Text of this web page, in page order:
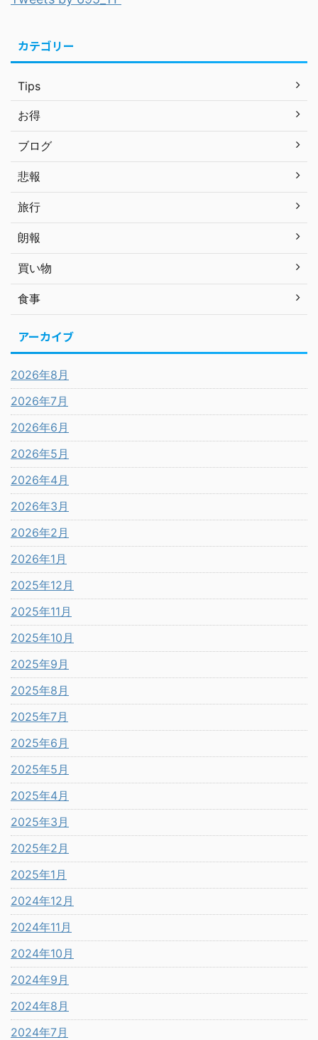
カテゴリー
Tips
お得
ブログ
悲報
旅行
朗報
買い物
食事
アーカイブ
2026年8月
2026年7月
2026年6月
2026年5月
2026年4月
2026年3月
2026年2月
2026年1月
2025年12月
2025年11月
2025年10月
2025年9月
2025年8月
2025年7月
2025年6月
2025年5月
2025年4月
2025年3月
2025年2月
2025年1月
2024年12月
2024年11月
2024年10月
2024年9月
2024年8月
2024年7月